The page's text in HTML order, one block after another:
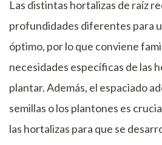
Las distintas hortalizas de raíz
profundidades diferentes para
óptimo, por lo que conviene
necesidades específicas de las
plantar. Además, el espaciado
semillas o los plantones es
las hortalizas para que se